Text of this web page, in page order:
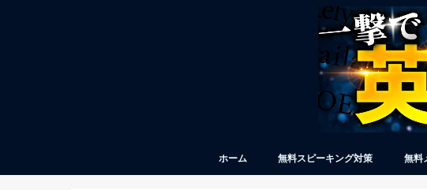
ホーム 無料スピーキング対策 無料